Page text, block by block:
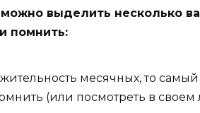
выделить несколько
помнить:
месячных, то
(или посмотреть в